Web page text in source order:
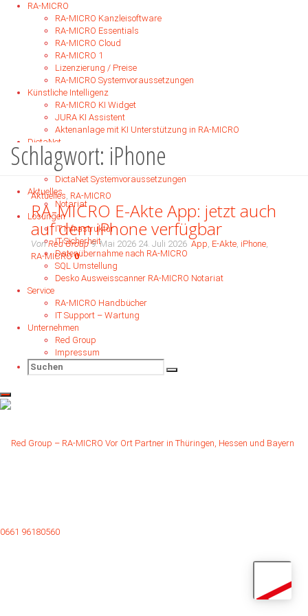
RA-MICRO
RA-MICRO Kanzleisoftware
RA-MICRO Essentials
RA-MICRO Cloud
RA-MICRO 1
Lizenzierung / Preise
RA-MICRO Systemvoraussetzungen
Künstliche Intelligenz
RA-MICRO KI Widget
JURA KI Assistent
Aktenanlage mit KI Unterstützung in RA-MICRO
DictaNet
Diktiersoftware
Spracherkennung
DictaNet Systemvoraussetzungen
Aktuelles
Notariat
Lösungen
IT Infrastruktur
IT Sicherheit
Datenübernahme nach RA-MICRO
SQL Umstellung
Desko Ausweisscanner RA-MICRO Notariat
Service
RA-MICRO Handbücher
IT Support – Wartung
Unternehmen
Red Group
Impressum
-
0661 96180560
Beiträge verschlagwortet mit "iPhone"
Schlagwort: iPhone
Aktuelles RA-MICRO
RA-MICRO E-Akte App: jetzt auch
auf dem iPhone verfügbar
Von Red Group 9. Mai 2026 24. Juli 2026 App E-Akte, iPhone,
RA-MICRO 0
Die bekannt und bewährte RA-MICRO APP für das iPad ist nun
auch für das iPhone optimiert verfügbar. Damit wurde die
Möglichkeit geschaffen, mobile Akten zusätzlich zum iPad auf
dem iPhone zu nutzen.
Continue reading
©2022 Red Group GmbH & Co KG - RA-MICRO Vor Ort Partner in Hessen,
Thüringen und Bayern